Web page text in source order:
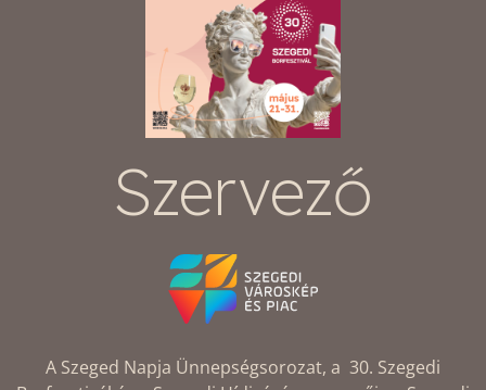
Szervező
A Szeged Napja Ünnepségsorozat, a 30. Szegedi